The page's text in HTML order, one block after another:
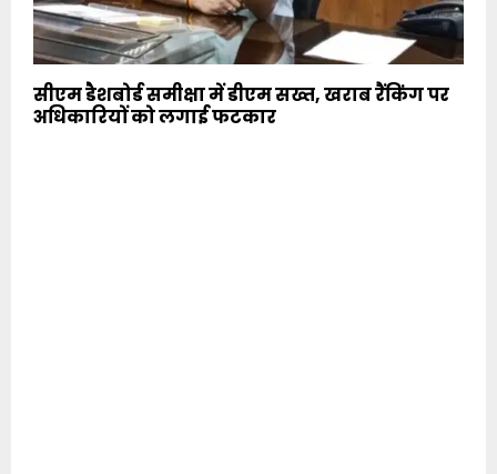
सीएम डैशबोर्ड समीक्षा में डीएम सख्त, खराब रैंकिंग पर
अधिकारियों को लगाई फटकार